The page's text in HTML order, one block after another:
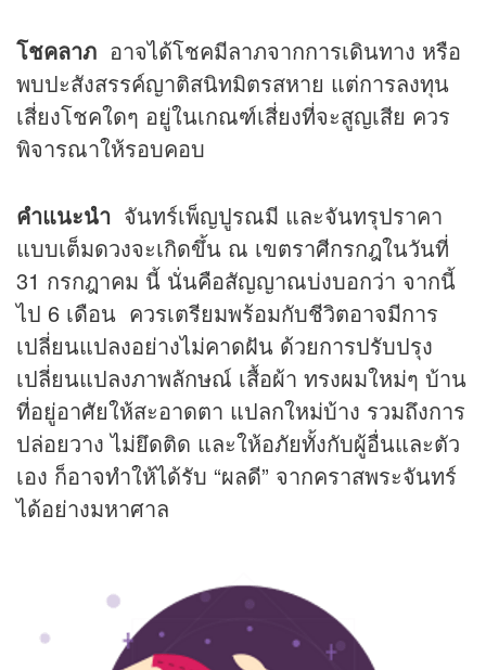
โชคลาภ อาจได้โชคมีลาภจากการเดินทาง หรือ
พบปะสังสรรค์ญาติสนิทมิตรสหาย แต่การลงทุน
เสี่ยงโชคใดๆ อยู่ในเกณฑ์เสี่ยงที่จะสูญเสีย ควร
พิจารณาให้รอบคอบ
คำแนะนำ จันทร์เพ็ญปูรณมี และจันทรุปราคา
แบบเต็มดวงจะเกิดขึ้น ณ เขตราศีกรกฎในวันที่
31 กรกฎาคม นี้ นั่นคือสัญญาณบ่งบอกว่า จากนี้
ไป 6 เดือน ควรเตรียมพร้อมกับชีวิตอาจมีการ
เปลี่ยนแปลงอย่างไม่คาดฝัน ด้วยการปรับปรุง
เปลี่ยนแปลงภาพลักษณ์ เสื้อผ้า ทรงผมใหม่ๆ บ้าน
ที่อยู่อาศัยให้สะอาดตา แปลกใหม่บ้าง รวมถึงการ
ปล่อยวาง ไม่ยึดติด และให้อภัยทั้งกับผู้อื่นและตัว
เอง ก็อาจทำให้ได้รับ “ผลดี” จากคราสพระจันทร์
ได้อย่างมหาศาล